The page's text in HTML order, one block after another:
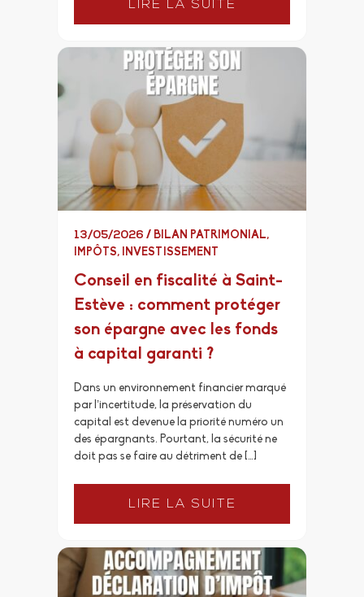
LIRE LA SUITE
13/05/2026 / BILAN PATRIMONIAL,
IMPÔTS, INVESTISSEMENT
Conseil en fiscalité à Saint-
Estève : comment protéger
son épargne avec les fonds
à capital garanti ?
Dans un environnement financier marqué
par l’incertitude, la préservation du
capital est devenue la priorité numéro un
des épargnants. Pourtant, la sécurité ne
doit pas se faire au détriment de […]
LIRE LA SUITE